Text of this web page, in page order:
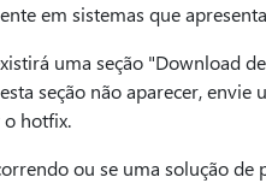
em sistemas que
uma seção "Download
seção não aparecer,
hotfix.
ou se uma solução de